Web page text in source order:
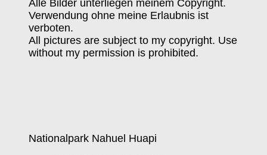
Alle Bilder unterliegen meinem Copyright.
Verwendung ohne meine Erlaubnis ist
verboten.
All pictures are subject to my copyright. Use
without my permission is prohibited.
Nationalpark Nahuel Huapi